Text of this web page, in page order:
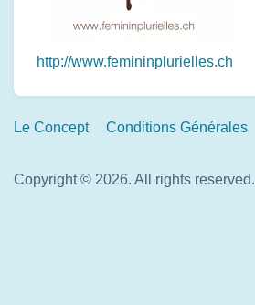
http://www.femininplurielles.ch
Footer
Le Concept Conditions Générales
Copyright © 2026. All rights reserved.